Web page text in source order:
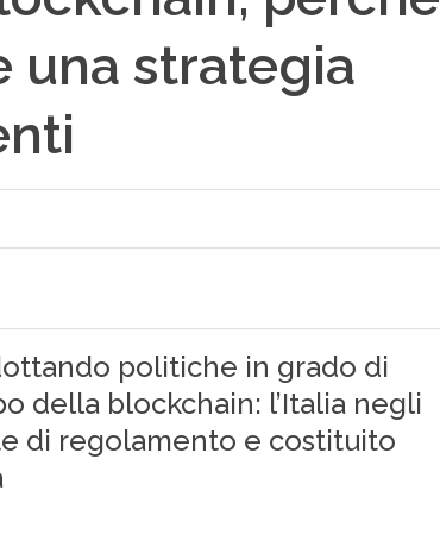
una strategia
politiche in grado di
della blockchain: l’Italia negli
di regolamento e costituito